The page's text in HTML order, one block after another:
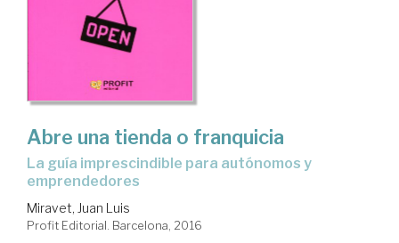
Abre una tienda o franquicia
la guía imprescindible para autónomos y
emprendedores
Miravet, Juan Luis
Profit Editorial. Barcelona, 2016